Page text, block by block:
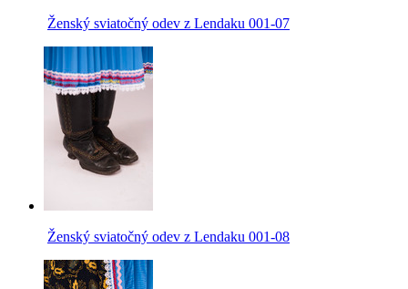
Ženský sviatočný odev z Lendaku 001-07
Ženský sviatočný odev z Lendaku 001-08